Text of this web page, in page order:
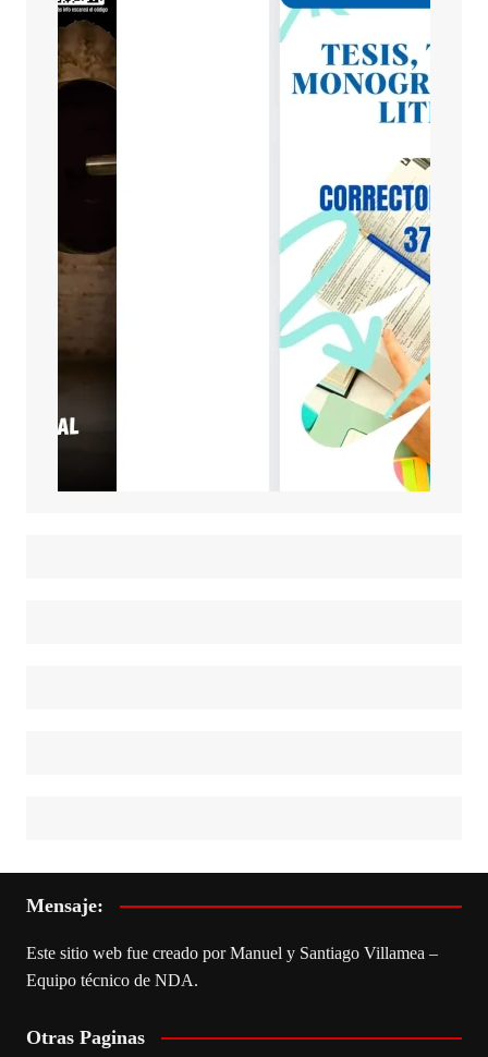
Mensaje:
Este sitio web fue creado por Manuel y Santiago Villamea –
Equipo técnico de NDA.
Otras Paginas